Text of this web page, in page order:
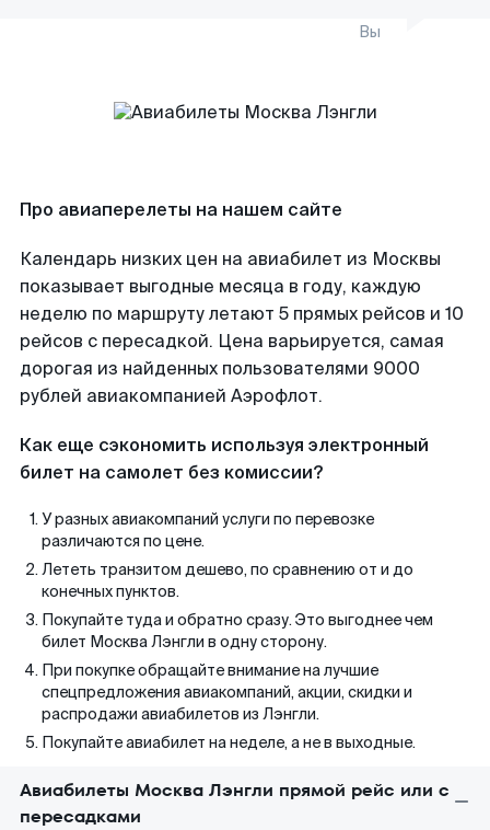
Вы
Про авиаперелеты на нашем сайте
Календарь низких цен на авиабилет из Москвы
показывает выгодные месяца в году, каждую
неделю по маршруту летают 5 прямых рейсов и 10
рейсов с пересадкой. Цена варьируется, самая
дорогая из найденных пользователями 9000
рублей авиакомпанией Аэрофлот.
Как еще сэкономить используя электронный
билет на самолет без комиссии?
У разных авиакомпаний услуги по перевозке
различаются по цене.
Лететь транзитом дешево, по сравнению от и до
конечных пунктов.
Покупайте туда и обратно сразу. Это выгоднее чем
билет Москва Лэнгли в одну сторону.
При покупке обращайте внимание на лучшие
спецпредложения авиакомпаний, акции, скидки и
распродажи авиабилетов из Лэнгли.
Покупайте авиабилет на неделе, а не в выходные.
Авиабилеты Москва Лэнгли прямой рейс или с
пересадками